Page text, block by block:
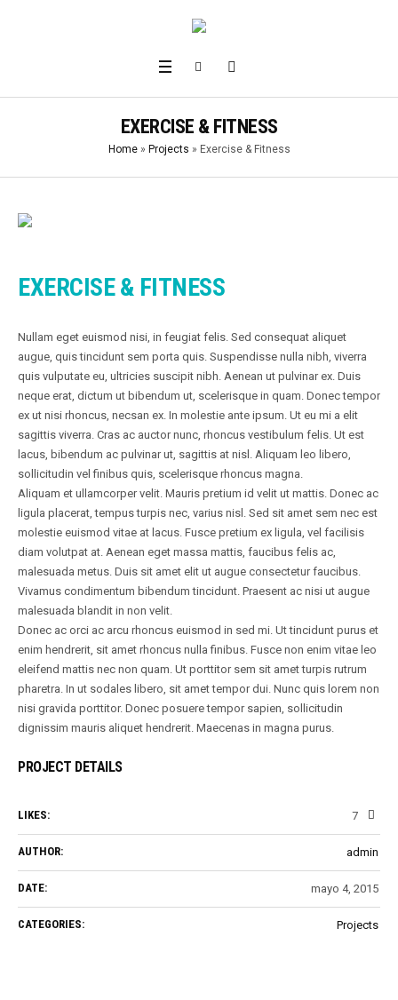
EXERCISE & FITNESS
Home» Projects » Exercise & Fitness
EXERCISE & FITNESS
Nullam eget euismod nisi, in feugiat felis. Sed consequat aliquet
augue, quis tincidunt sem porta quis. Suspendisse nulla nibh, viverra
quis vulputate eu, ultricies suscipit nibh. Aenean ut pulvinar ex. Duis
neque erat, dictum ut bibendum ut, scelerisque in quam. Donec tempor
ex ut nisi rhoncus, necsan ex. In molestie ante ipsum. Ut eu mi a elit
sagittis viverra. Cras ac auctor nunc, rhoncus vestibulum felis. Ut est
lacus, bibendum ac pulvinar ut, sagittis at nisl. Aliquam leo libero,
sollicitudin vel finibus quis, scelerisque rhoncus magna.
Aliquam et ullamcorper velit. Mauris pretium id velit ut mattis. Donec ac
ligula placerat, tempus turpis nec, varius nisl. Sed sit amet sem nec est
molestie euismod vitae at lacus. Fusce pretium ex ligula, vel facilisis
diam volutpat at. Aenean eget massa mattis, faucibus felis ac,
malesuada metus. Duis sit amet elit ut augue consectetur faucibus.
Vivamus condimentum bibendum tincidunt. Praesent ac nisi ut augue
malesuada blandit in non velit.
Donec ac orci ac arcu rhoncus euismod in sed mi. Ut tincidunt purus et
enim hendrerit, sit amet rhoncus nulla finibus. Fusce non enim vitae leo
eleifend mattis nec non quam. Ut porttitor sem sit amet turpis rutrum
pharetra. In ut sodales libero, sit amet tempor dui. Nunc quis lorem non
nisi gravida porttitor. Donec posuere tempor sapien, sollicitudin
dignissim mauris aliquet hendrerit. Maecenas in magna purus.
PROJECT DETAILS
LIKES: 7
AUTHOR: admin
DATE: mayo 4, 2015
CATEGORIES: Projects